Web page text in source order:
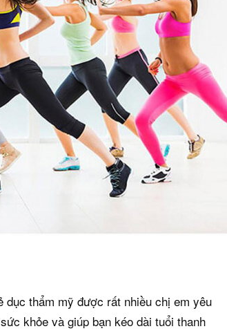
dục thẩm mỹ được rất nhiều chị em yêu
khỏe và giúp bạn kéo dài tuổi thanh